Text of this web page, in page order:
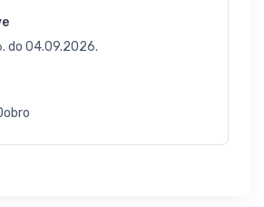
do 04.09.2026.